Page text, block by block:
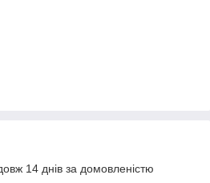
14 днів за домовленістю